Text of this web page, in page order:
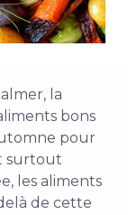
la
bons
pour
surtout
les aliments
de cette